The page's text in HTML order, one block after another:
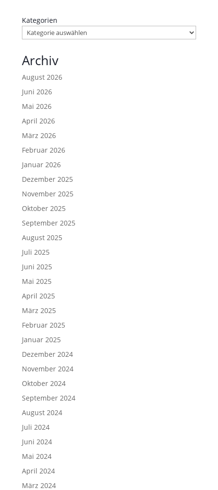
April 2026
März 2026
Januar 2026
Dezember 2025
November 2025
Oktober 2025
September 2025
August 2025
Juli 2025
Juni 2025
Mai 2025
April 2025
März 2025
Februar 2025
Januar 2025
Dezember 2024
November 2024
Oktober 2024
September 2024
August 2024
Juli 2024
Juni 2024
Mai 2024
April 2024
März 2024
Februar 2024
Januar 2024
Dezember 2023
November 2023
Oktober 2023
September 2023
August 2023